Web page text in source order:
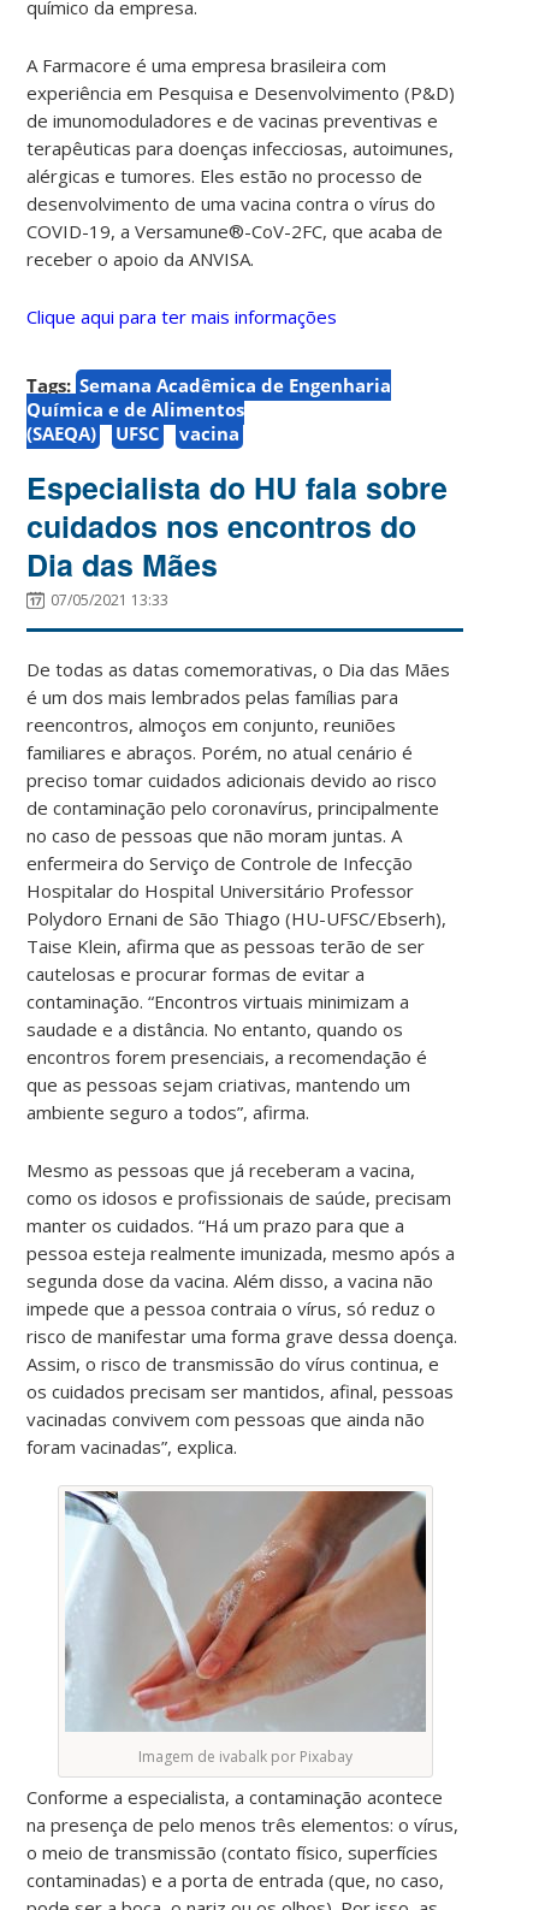
químico da empresa.
A Farmacore é uma empresa brasileira com
experiência em Pesquisa e Desenvolvimento (P&D)
de imunomoduladores e de vacinas preventivas e
terapêuticas para doenças infecciosas, autoimunes,
alérgicas e tumores. Eles estão no processo de
desenvolvimento de uma vacina contra o vírus do
COVID-19, a Versamune®️-CoV-2FC, que acaba de
receber o apoio da ANVISA.
Clique aqui para ter mais informações
Tags: Semana Acadêmica de Engenharia
Química e de Alimentos
(SAEQA)
UFSC vacina
Especialista do HU fala sobre
cuidados nos encontros do
Dia das Mães
07/05/2021 13:33
De todas as datas comemorativas, o Dia das Mães
é um dos mais lembrados pelas famílias para
reencontros, almoços em conjunto, reuniões
familiares e abraços. Porém, no atual cenário é
preciso tomar cuidados adicionais devido ao risco
de contaminação pelo coronavírus, principalmente
no caso de pessoas que não moram juntas. A
enfermeira do Serviço de Controle de Infecção
Hospitalar do Hospital Universitário Professor
Polydoro Ernani de São Thiago (HU-UFSC/Ebserh),
Taise Klein, afirma que as pessoas terão de ser
cautelosas e procurar formas de evitar a
contaminação. “Encontros virtuais minimizam a
saudade e a distância. No entanto, quando os
encontros forem presenciais, a recomendação é
que as pessoas sejam criativas, mantendo um
ambiente seguro a todos”, afirma.
Mesmo as pessoas que já receberam a vacina,
como os idosos e profissionais de saúde, precisam
manter os cuidados. “Há um prazo para que a
pessoa esteja realmente imunizada, mesmo após a
segunda dose da vacina. Além disso, a vacina não
impede que a pessoa contraia o vírus, só reduz o
risco de manifestar uma forma grave dessa doença.
Assim, o risco de transmissão do vírus continua, e
os cuidados precisam ser mantidos, afinal, pessoas
vacinadas convivem com pessoas que ainda não
foram vacinadas”, explica.
Imagem de ivabalk por Pixabay
Conforme a especialista, a contaminação acontece
na presença de pelo menos três elementos: o vírus,
o meio de transmissão (contato físico, superfícies
contaminadas) e a porta de entrada (que, no caso,